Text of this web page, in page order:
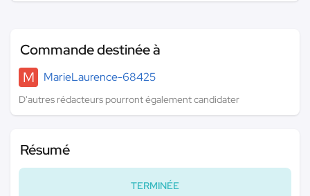
Commande destinée à
M
MarieLaurence-68425
D'autres rédacteurs pourront également candidater
Résumé
TERMINÉE